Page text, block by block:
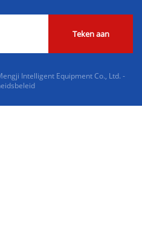
Teken aan
Intelligent Equipment Co., Ltd. -